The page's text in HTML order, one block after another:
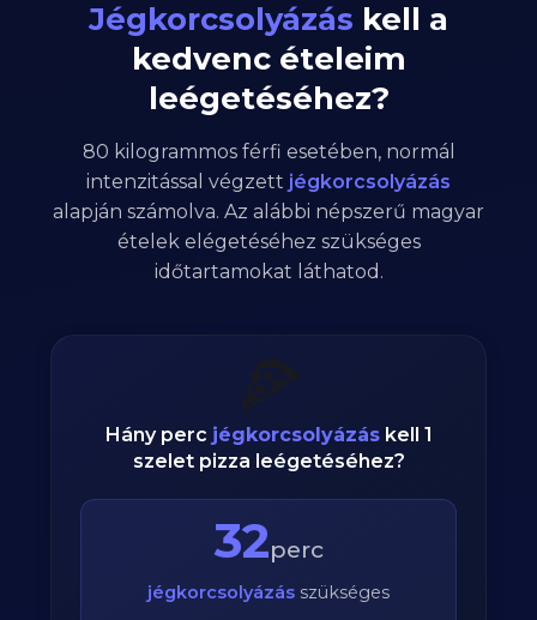
Jégkorcsolyázás kell a
kedvenc ételeim
leégetéséhez?
80 kilogrammos férfi esetében, normál
intenzitással végzett jégkorcsolyázás
alapján számolva. Az alábbi népszerű magyar
ételek elégetéséhez szükséges
időtartamokat láthatod.
🍕
Hány perc jégkorcsolyázáskell 1
szelet pizza leégetéséhez?
32perc
jégkorcsolyázás szükséges